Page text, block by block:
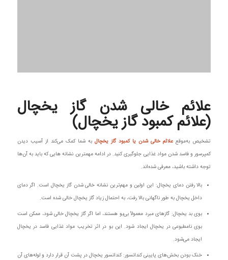
علائم خالی شدن گاز یخچال
(علائم کمبود گاز یخچال)
تشخیص به‌موقع علائم خالی شدن یا کمبود گاز یخچال به شما کمک می‌کند از آسیب دیدن
کمپرسور و فاسد شدن مواد غذایی جلوگیری کنید. در ادامه مهمترین نشانه‌ هایی که باید به آن‌ها
توجه داشته باشید، معرفی شده‌اند.
بالا رفتن دمای یخچال: این اولین و مهم‌ترین نشانه خالی شدن گاز یخچال است. اگر دمای
داخل یخچال به طور ناگهانی بالا رفت، به احتمال زیاد گاز یخچال خالی شده است.
بوی بد یخچال: گازهای مبرد معمولاً بی‌بو هستند، اما اگر گاز یخچال خالی شود، ممکن است
بوی نامطبوعی در یخچال ایجاد شود. این بو در اثر تخریب مواد غذایی فاسد در یخچال
ایجاد می‌شود.
خنک بودن بخش‌های پایینی کندانسور: کندانسور یخچال در پشت آن قرار دارد و لوله‌های آن